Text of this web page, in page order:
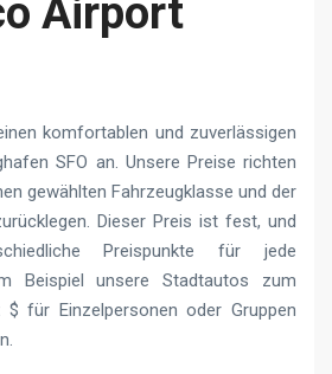
Airport
komfortablen und zuverlässigen
SFO an. Unsere Preise richten
gewählten Fahrzeugklasse und der
Dieser Preis ist fest, und
Preispunkte für jede
Beispiel unsere Stadtautos zum
für Einzelpersonen oder Gruppen